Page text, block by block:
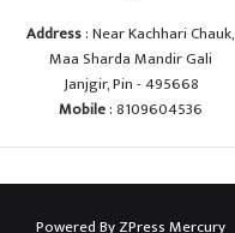
Address: Near Kachhari Chauk,
Maa Sharda Mandir Gali
Janjgir, Pin - 495668
Mobile: 8109604536
Powered ByZPress Mercury